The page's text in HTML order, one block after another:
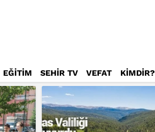
EĞİTİM SEHİR TV VEFAT KIMDIR?